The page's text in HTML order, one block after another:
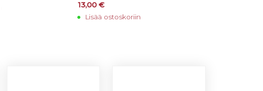
13,00€
Lisää ostoskoriin